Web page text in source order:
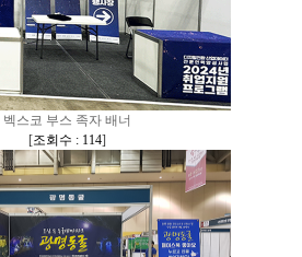
벡스코 부스 족자 배너
[조회수 : 114]